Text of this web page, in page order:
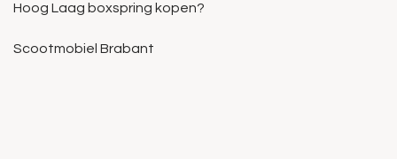
Hoog Laag boxspring kopen?
Scootmobiel Brabant